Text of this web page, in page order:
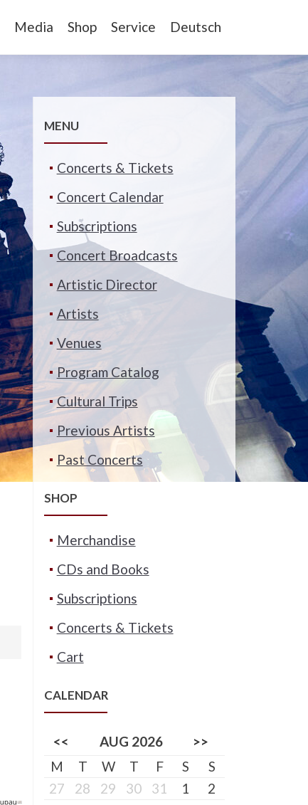
Media Shop Service Deutsch
MENU
Concerts & Tickets
Concert Calendar
Subscriptions
Concert Broadcasts
Artistic Director
Artists
Venues
Program Catalog
Cultural Trips
Previous Artists
Past Concerts
SHOP
Merchandise
CDs and Books
Subscriptions
Concerts & Tickets
Cart
CALENDAR
<< AUG 2026
>>
M
T W T F S
S
27
28 29 30 31 1
2